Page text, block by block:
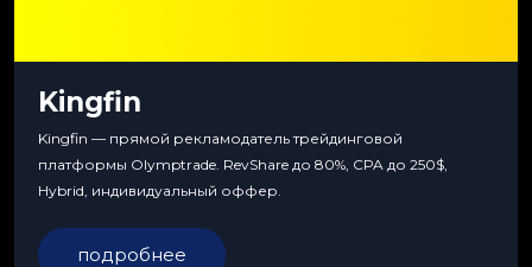
Kingfin
Kingfin — прямой рекламодатель трейдинговой
платформы Olymptrade. RevShare до 80%, CPA до 250$,
Hybrid, индивидуальный оффер.
подробнее